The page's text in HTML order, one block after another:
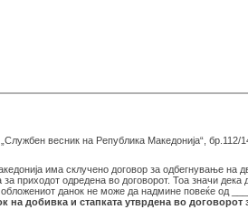
весник на Република Македонија“,
има склучено договор за одбегнување на
приходот одредена во договорот. Тоа значи
данок не може да надмине повеќе од
на добивка и стапката утврдена во